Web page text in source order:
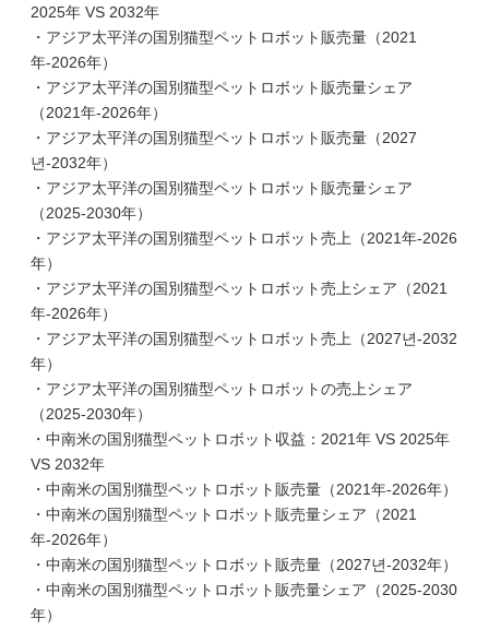
2025年 VS 2032年
・アジア太平洋の国別猫型ペットロボット販売量（2021
年-2026年）
・アジア太平洋の国別猫型ペットロボット販売量シェア
（2021年-2026年）
・アジア太平洋の国別猫型ペットロボット販売量（2027
년-2032年）
・アジア太平洋の国別猫型ペットロボット販売量シェア
（2025-2030年）
・アジア太平洋の国別猫型ペットロボット売上（2021年-2026
年）
・アジア太平洋の国別猫型ペットロボット売上シェア（2021
年-2026年）
・アジア太平洋の国別猫型ペットロボット売上（2027년-2032
年）
・アジア太平洋の国別猫型ペットロボットの売上シェア
（2025-2030年）
・中南米の国別猫型ペットロボット収益：2021年 VS 2025年
VS 2032年
・中南米の国別猫型ペットロボット販売量（2021年-2026年）
・中南米の国別猫型ペットロボット販売量シェア（2021
年-2026年）
・中南米の国別猫型ペットロボット販売量（2027년-2032年）
・中南米の国別猫型ペットロボット販売量シェア（2025-2030
年）